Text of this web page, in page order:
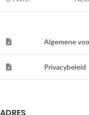
Algemene
Privacybeleid
ADRES